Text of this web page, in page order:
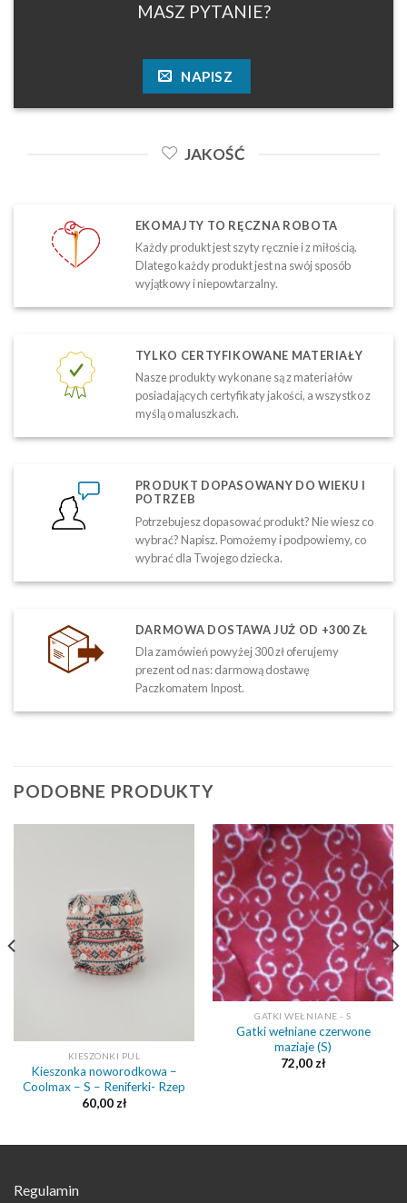
MASZ PYTANIE?
NAPISZ
JAKOŚĆ
EKOMAJTY TO RĘCZNA ROBOTA
Każdy produkt jest szyty ręcznie i z miłością.
Dlatego każdy produkt jest na swój sposób
wyjątkowy i niepowtarzalny.
TYLKO CERTYFIKOWANE MATERIAŁY
Nasze produkty wykonane są z materiałów
posiadających certyfikaty jakości, a wszystko z
myślą o maluszkach.
PRODUKT DOPASOWANY DO WIEKU I
POTRZEB
Potrzebujesz dopasować produkt? Nie wiesz co
wybrać? Napisz. Pomożemy i podpowiemy, co
wybrać dla Twojego dziecka.
DARMOWA DOSTAWA JUŻ OD +300 ZŁ
Dla zamówień powyżej 300 zł oferujemy
prezent od nas: darmową dostawę
Paczkomatem Inpost.
PODOBNE PRODUKTY
KIESZONKI PUL
Kieszonka noworodkowa –
Coolmax – S – Reniferki- Rzep
60,00zł
GATKI WEŁNIANE - S
Gatki wełniane czerwone
maziaje (S)
72,00 zł
Regulamin